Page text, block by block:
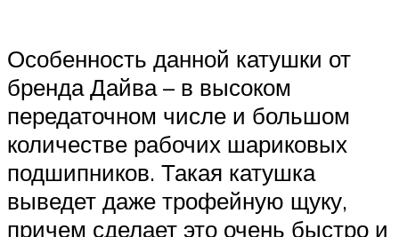
Особенность данной катушки от
бренда Дайва – в высоком
передаточном числе и большом
количестве рабочих шариковых
подшипников. Такая катушка
выведет даже трофейную щуку,
причем сделает это очень быстро и